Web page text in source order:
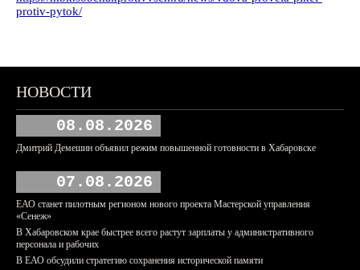
protiv-pytok/
НОВОСТИ
08.08.2026
Дмитрий Демешин объявил режим повышенной готовности в Хабаровске
07.08.2026
ЕАО станет пилотным регионом нового проекта Мастерской управления
«Сенеж»
В Хабаровском крае быстрее всего растут зарплаты у административного
персонала и рабочих
В ЕАО обсудили стратегию сохранения исторической памяти